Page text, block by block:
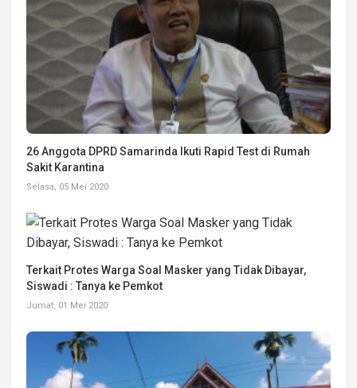
26 Anggota DPRD Samarinda Ikuti Rapid Test di Rumah
Sakit Karantina
Selasa, 05 Mei 2020
Terkait Protes Warga Soal Masker yang Tidak Dibayar,
Siswadi : Tanya ke Pemkot
Jumat, 01 Mei 2020